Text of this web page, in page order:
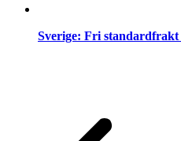
Sverige: Fri standardfrakt